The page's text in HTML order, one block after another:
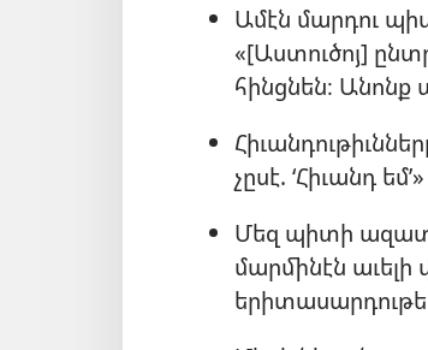
Ամէն մարդու
«[Աստուծոյ]
հինցնեն։
չըսէ. ‘Հիւանդ
Մեզ պիտի ազատէ
մարմինէն